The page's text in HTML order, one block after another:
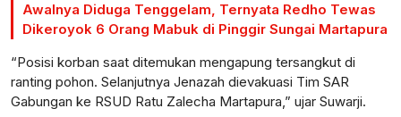
Awalnya Diduga Tenggelam, Ternyata Redho Tewas
Dikeroyok 6 Orang Mabuk di Pinggir Sungai Martapura
“Posisi korban saat ditemukan mengapung tersangkut di
ranting pohon. Selanjutnya Jenazah dievakuasi Tim SAR
Gabungan ke RSUD Ratu Zalecha Martapura,” ujar Suwarji.